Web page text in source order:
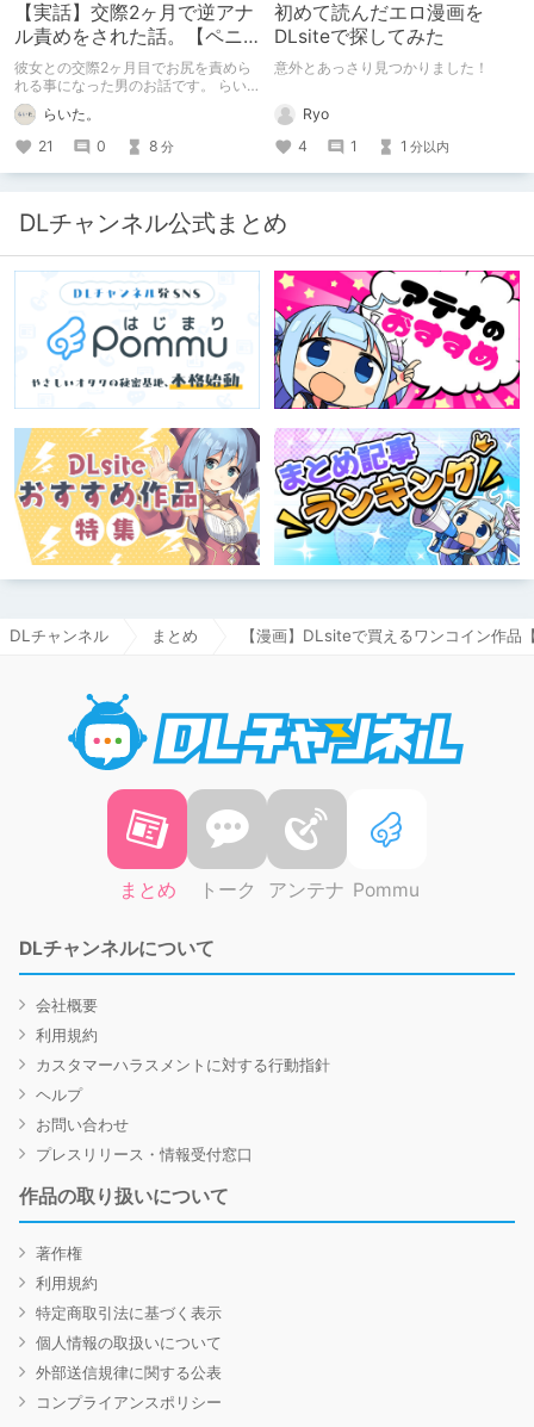
【実話】交際2ヶ月で逆アナ
ル責めをされた話。【ペニ
バン】
彼女との交際2ヶ月目でお尻を責めら
れる事になった男のお話です。 らい
た。のエチエチ体験談#2【逆アナ
ル】 らいた。
21
0 8 分
初めて読んだエロ漫画を
DLsiteで探してみた
意外とあっさり見つかりました！
Ryo
4
1 1 分以内
DLチャンネル公式まとめ
DLチャンネル まとめ 【漫画】DLsiteで買えるワンコイン作品
まとめ トーク アンテナ Pommu
DLチャンネルについて
会社概要
利用規約
カスタマーハラスメントに対する行動指針
ヘルプ
お問い合わせ
プレスリリース・情報受付窓口
作品の取り扱いについて
著作権
利用規約
特定商取引法に基づく表示
個人情報の取扱いについて
外部送信規律に関する公表
コンプライアンスポリシー